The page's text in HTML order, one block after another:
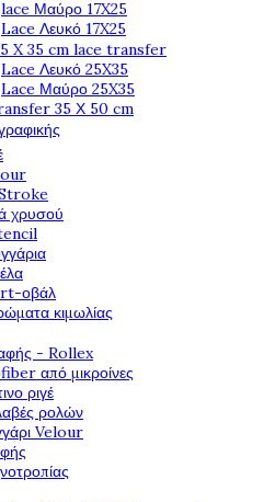
lace Μαύρο 17X25
Lace Λευκό 17X25
X 35 cm lace transfer
Lace Λευκό 25X35
Lace Μαύρο 25X35
35 Χ 50 cm
χρυσού
οβάλ
κιμωλίας
- Rollex
από μικροίνες
ριγέ
ρολών
Velour